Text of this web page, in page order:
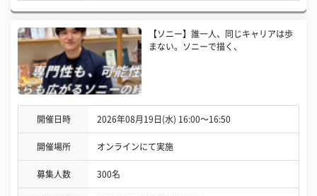
【ソニー】誰一人、同じキャリアは歩
まない。ソニーで描く、
開催日時 2026年08月19日(水) 16:00〜16:50
開催場所 オンラインにて実施
募集人数 300名